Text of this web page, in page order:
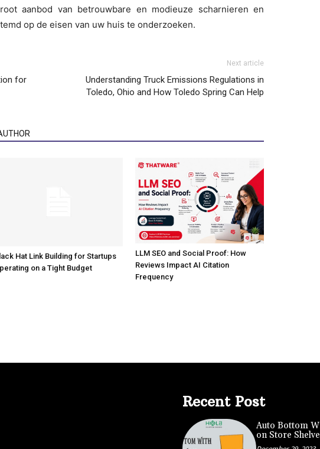
aanbod van betrouwbare en modieuze scharnieren en
op de eisen van uw huis te onderzoeken.
for
Next article
Understanding Truck Emissions Regulations in
Toledo, Ohio and How Toledo Spring Can Help
Hat Link Building for Startups
on a Tight Budget
LLM SEO and Social Proof: How
Reviews Impact AI Citation
Frequency
Recent Post
Auto Bottom
on Store